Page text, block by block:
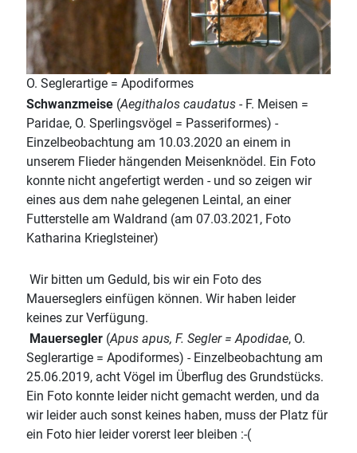
O. Seglerartige = Apodiformes
Schwanzmeise (Aegithalos caudatus - F. Meisen =
Paridae, O. Sperlingsvögel = Passeriformes) -
Einzelbeobachtung am 10.03.2020 an einem in
unserem Flieder hängenden Meisenknödel. Ein Foto
konnte nicht angefertigt werden - und so zeigen wir
eines aus dem nahe gelegenen Leintal, an einer
Futterstelle am Waldrand (am 07.03.2021, Foto
Katharina Krieglsteiner)
Wir bitten um Geduld, bis wir ein Foto des
Mauerseglers einfügen können. Wir haben leider
keines zur Verfügung.
Mauersegler (Apus apus, F. Segler = Apodidae, O.
Seglerartige = Apodiformes) - Einzelbeobachtung am
25.06.2019, acht Vögel im Überflug des Grundstücks.
Ein Foto konnte leider nicht gemacht werden, und da
wir leider auch sonst keines haben, muss der Platz für
ein Foto hier leider vorerst leer bleiben :-(